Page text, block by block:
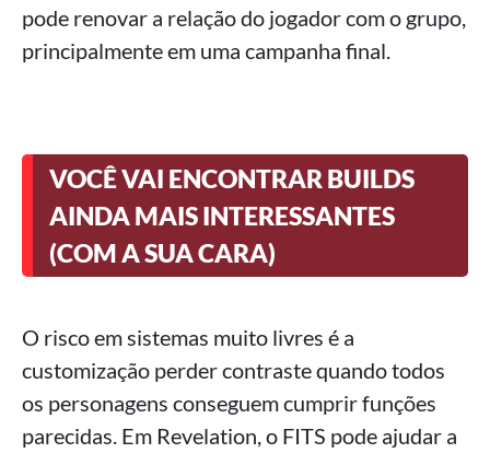
pode renovar a relação do jogador com o grupo,
principalmente em uma campanha final.
VOCÊ VAI ENCONTRAR BUILDS
AINDA MAIS INTERESSANTES
(COM A SUA CARA)
O risco em sistemas muito livres é a
customização perder contraste quando todos
os personagens conseguem cumprir funções
parecidas. Em Revelation, o FITS pode ajudar a